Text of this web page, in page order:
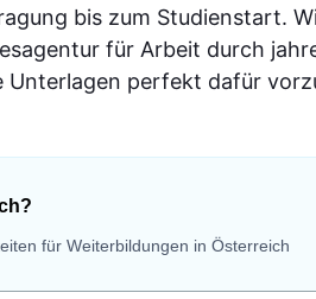
bis zum Studienstart.
für Arbeit durch
Unterlagen perfekt dafür
für Weiterbildungen in Österreich